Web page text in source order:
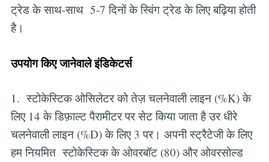
ट्रेड के साथ-साथ 5-7 दिनों के स्विंग ट्रेड के लिए बढ़िया होती
है।
उपयोग किए जानेवाले इंडिकेटर्स
1. स्टोकेस्टिक ओसिलेटर को तेज़ चलनेवाली लाइन (%K) के
लिए 14 के डिफ़ाल्ट पैरामीटर पर सेट किया जाता है उर धीरे
चलनेवाली लाइन (%D) के लिए 3 पर। अपनी स्ट्रैटेजी के लिए
हम नियमित स्टोकेस्टिक के ओवरबॉट (80) और ओवरसोल्ड